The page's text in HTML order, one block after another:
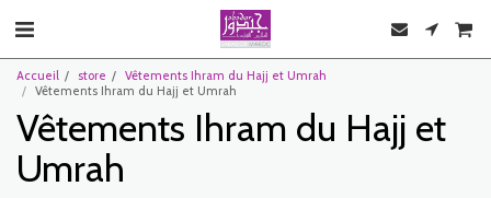
Accueil store
Vêtements Ihram du Hajj et Umrah
Vêtements Ihram du Hajj et Umrah
Vêtements Ihram du Hajj et
Umrah